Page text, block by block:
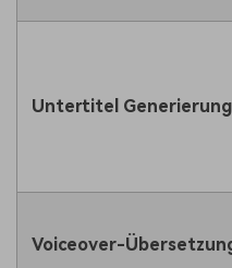
Untertitel Generierung
Voiceover-